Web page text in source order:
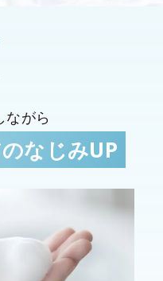
ながら
なじみUP